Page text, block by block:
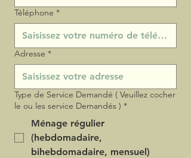
Téléphone *
Adresse *
Type de Service Demandé ( Veuillez cocher
le ou les service Demandés ) *
Ménage régulier
(hebdomadaire,
bihebdomadaire, mensuel)